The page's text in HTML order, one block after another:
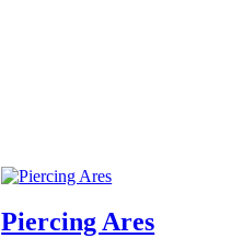
Piercing Ares